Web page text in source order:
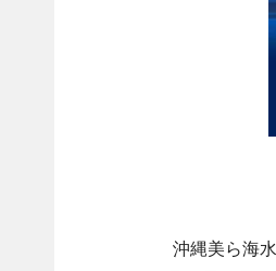
沖縄美ら海